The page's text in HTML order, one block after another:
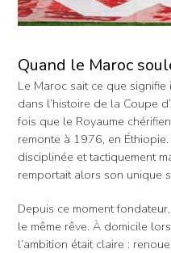
Quand le Maroc
Le Maroc sait ce que
dans l’histoire de la Coupe
fois que le Royaume
remonte à 1976, en
disciplinée et tactiquement
remportait alors son unique
Depuis ce moment
le même rêve. À domicile
l’ambition était claire :